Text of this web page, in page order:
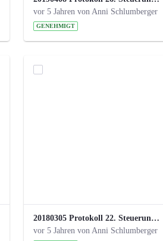
vor 5 Jahren von Anni Schlumberger
GENEHMIGT
20180305 Protokoll 22. Steuerungskreis.pdf
vor 5 Jahren von Anni Schlumberger